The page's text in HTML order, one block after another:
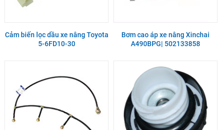
Cảm biến lọc dầu xe nâng Toyota
5-6FD10-30
Bơm cao áp xe nâng Xinchai
A490BPG| 502133858